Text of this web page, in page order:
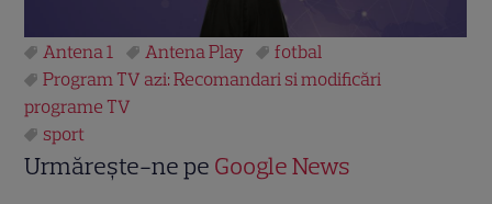
Antena 1 Antena Play
fotbal
Program TV azi: Recomandari si modificări
programe TV
sport
Urmărește-ne pe Google News